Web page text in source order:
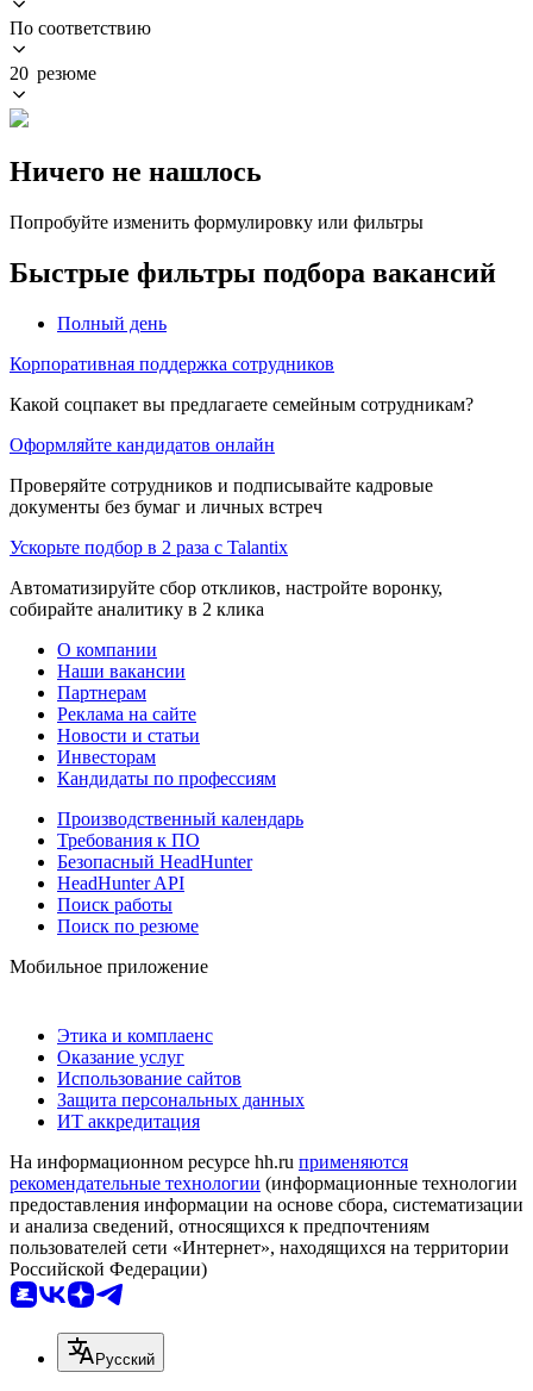
По соответствию
20 резюме
Ничего не нашлось
Попробуйте изменить формулировку или фильтры
Быстрые фильтры подбора вакансий
Полный день
Корпоративная поддержка сотрудников
Какой соцпакет вы предлагаете семейным сотрудникам?
Оформляйте кандидатов онлайн
Проверяйте сотрудников и подписывайте кадровые
документы без бумаг и личных встреч
Ускорьте подбор в 2 раза с Talantix
Автоматизируйте сбор откликов, настройте воронку,
собирайте аналитику в 2 клика
О компании
Наши вакансии
Партнерам
Реклама на сайте
Новости и статьи
Инвесторам
Кандидаты по профессиям
Производственный календарь
Требования к ПО
Безопасный HeadHunter
HeadHunter API
Поиск работы
Поиск по резюме
Мобильное приложение
Этика и комплаенс
Оказание услуг
Использование сайтов
Защита персональных данных
ИТ аккредитация
На информационном ресурсе hh.ru применяются
рекомендательные технологии (информационные технологии
предоставления информации на основе сбора, систематизации
и анализа сведений, относящихся к предпочтениям
пользователей сети «Интернет», находящихся на территории
Российской Федерации)
Русский